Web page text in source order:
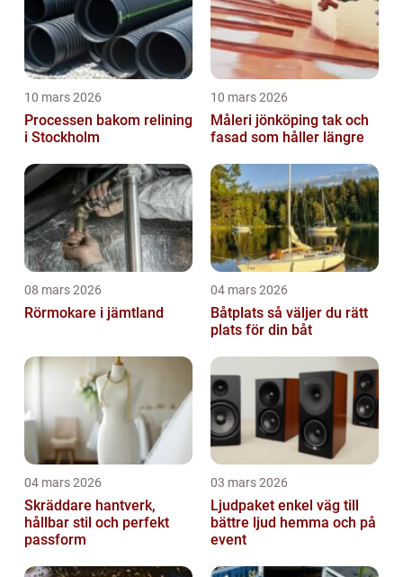
10 mars 2026
Processen bakom relining
i Stockholm
10 mars 2026
Måleri jönköping tak och
fasad som håller längre
08 mars 2026
Rörmokare i jämtland
04 mars 2026
Båtplats så väljer du rätt
plats för din båt
04 mars 2026
Skräddare hantverk,
hållbar stil och perfekt
passform
03 mars 2026
Ljudpaket enkel väg till
bättre ljud hemma och på
event